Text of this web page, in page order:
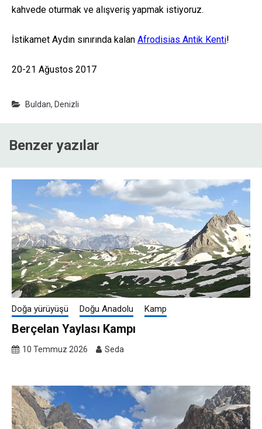
kahvede oturmak ve alışveriş yapmak istiyoruz.
İstikamet Aydın sınırında kalan Afrodisias Antik Kenti!
20-21 Ağustos 2017
Buldan, Denizli
Benzer yazılar
Doğa yürüyüşü Doğu Anadolu Kamp
Berçelan Yaylası Kampı
10 Temmuz 2026 Seda